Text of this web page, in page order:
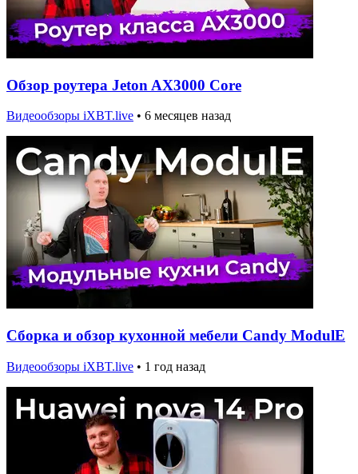
Обзор роутера Jeton AX3000 Core
Видеообзоры iXBT.live • 6 месяцев назад
Сборка и обзор кухонной мебели Candy ModulE
Видеообзоры iXBT.live • 1 год назад